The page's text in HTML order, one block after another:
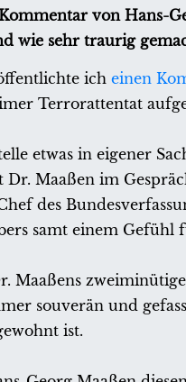
von Hans-
wie sehr traurig
ich einen
Terrorattentat
etwas in eigener
Maaßen im
des
samt einem
Maaßens
souverän und
ist.